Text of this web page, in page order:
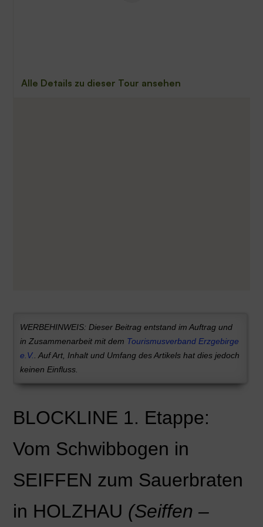
WERBEHINWEIS: Dieser Beitrag entstand im Auftrag und
in Zusammenarbeit mit dem Tourismusverband Erzgebirge
e.V. . Auf Art, Inhalt und Umfang des Artikels hat dies jedoch
keinen Einfluss.
BLOCKLINE 1. Etappe:
Vom Schwibbogen in
SEIFFEN zum Sauerbraten
in HOLZHAU (Seiffen –